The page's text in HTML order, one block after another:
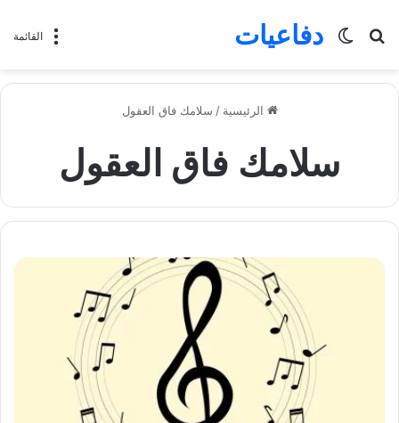
القائمة دفاعيات
بحث
الوضع
الرئيسية / سلامك فاق العقول
سلامك فاق العقول